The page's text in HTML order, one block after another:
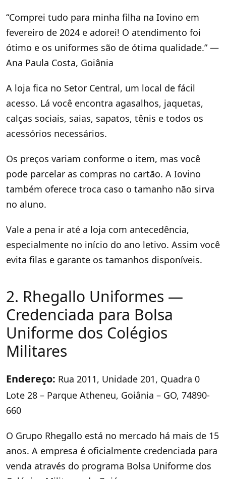
“Comprei tudo para minha filha na Iovino em
fevereiro de 2024 e adorei! O atendimento foi
ótimo e os uniformes são de ótima qualidade.” —
Ana Paula Costa, Goiânia
A loja fica no Setor Central, um local de fácil
acesso. Lá você encontra agasalhos, jaquetas,
calças sociais, saias, sapatos, tênis e todos os
acessórios necessários.
Os preços variam conforme o item, mas você
pode parcelar as compras no cartão. A Iovino
também oferece troca caso o tamanho não sirva
no aluno.
Vale a pena ir até a loja com antecedência,
especialmente no início do ano letivo. Assim você
evita filas e garante os tamanhos disponíveis.
2. Rhegallo Uniformes —
Credenciada para Bolsa
Uniforme dos Colégios
Militares
Endereço: Rua 2011, Unidade 201, Quadra 0
Lote 28 – Parque Atheneu, Goiânia – GO, 74890-
660
O Grupo Rhegallo está no mercado há mais de 15
anos. A empresa é oficialmente credenciada para
venda através do programa Bolsa Uniforme dos